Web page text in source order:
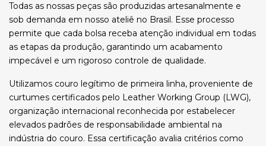
Todas as nossas peças são produzidas artesanalmente e
sob demanda em nosso ateliê no Brasil. Esse processo
permite que cada bolsa receba atenção individual em todas
as etapas da produção, garantindo um acabamento
impecável e um rigoroso controle de qualidade.
Utilizamos couro legítimo de primeira linha, proveniente de
curtumes certificados pelo Leather Working Group (LWG),
organização internacional reconhecida por estabelecer
elevados padrões de responsabilidade ambiental na
indústria do couro. Essa certificação avalia critérios como